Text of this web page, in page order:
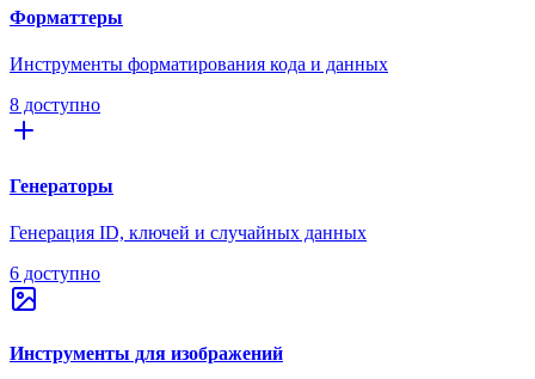
Форматтеры
Инструменты форматирования кода и данных
8 доступно
Генераторы
Генерация ID, ключей и случайных данных
6 доступно
Инструменты для изображений